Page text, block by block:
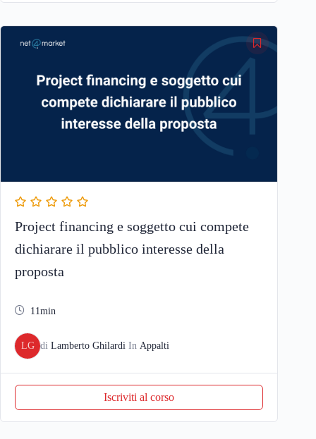
Project financing e soggetto cui compete
dichiarare il pubblico interesse della
proposta
11min
LG di Lamberto Ghilardi In Appalti
Iscriviti al corso